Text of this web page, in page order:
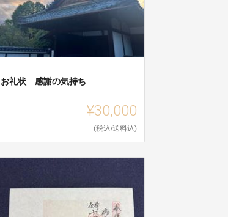
お礼状 感謝の気持ち
¥30,000
(税込/送料込)